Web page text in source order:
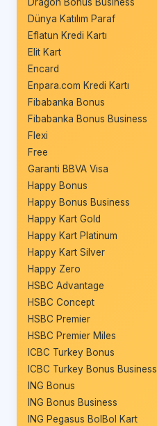
Dragon Bonus Business
Dünya Katılım Paraf
Eflatun Kredi Kartı
Elit Kart
Encard
Enpara.com Kredi Kartı
Fibabanka Bonus
Fibabanka Bonus Business
Flexi
Free
Garanti BBVA Visa
Happy Bonus
Happy Bonus Business
Happy Kart Gold
Happy Kart Platinum
Happy Kart Silver
Happy Zero
HSBC Advantage
HSBC Concept
HSBC Premier
HSBC Premier Miles
ICBC Turkey Bonus
ICBC Turkey Bonus Business
ING Bonus
ING Bonus Business
ING Pegasus BolBol Kart